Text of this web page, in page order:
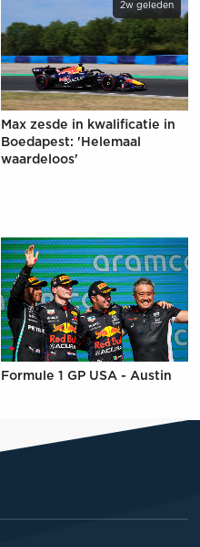
2w geleden
Max zesde in kwalificatie in
Boedapest: 'Helemaal
waardeloos'
Formule 1 GP USA - Austin